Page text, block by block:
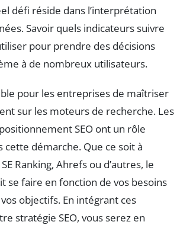
défi réside dans l’interprétation
Savoir quels indicateurs suivre
pour prendre des décisions
à de nombreux utilisateurs.
pour les entreprises de maîtriser
sur les moteurs de recherche. Les
SEO ont un rôle
démarche. Que ce soit à
Ranking, Ahrefs ou d’autres, le
se faire en fonction de vos besoins
objectifs. En intégrant ces
stratégie SEO, vous serez en